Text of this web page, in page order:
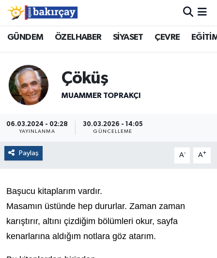
GÜNDEM ÖZELHABER SİYASET ÇEVRE
Çöküş
MUAMMER TOPRAKÇI
06.03.2024 - 02:28
YAYINLANMA
30.03.2026 - 14:05
GÜNCELLEME
Paylaş A- A+
Başucu kitaplarım vardır.
Masamın üstünde hep dururlar. Zaman zaman
karıştırır, altını çizdiğim bölümleri okur, sayfa
kenarlarına aldığım notlara göz atarım.
İzmir Nöbetçi Eczaneler
İzmir Namaz Vakitleri
Süper Lig Puan Durumu ve Fikstür
Tüm Manşetler
Haber Arşivi